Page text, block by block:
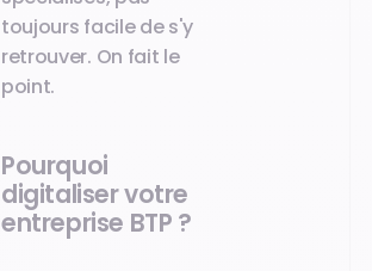
toujours facile de s'y
retrouver. On fait le
point.
Pourquoi
digitaliser votre
entreprise BTP ?